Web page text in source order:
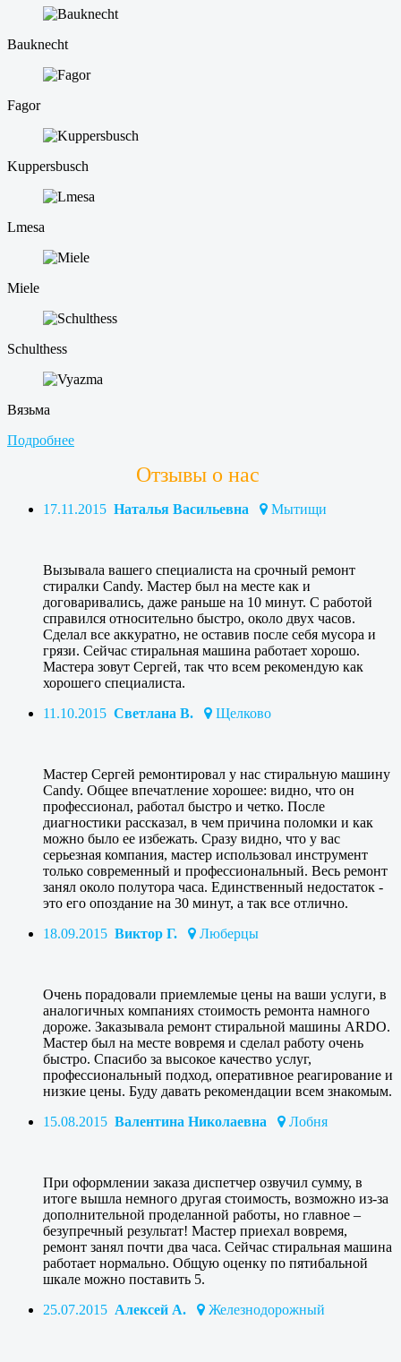
Bauknecht
Fagor
Kuppersbusch
Lmesa
Miele
Schulthess
Вязьма
Подробнее
Отзывы о нас
17.11.2015 Наталья Васильевна Мытищи
Вызывала вашего специалиста на срочный ремонт
стиралки Candy. Мастер был на месте как и
договаривались, даже раньше на 10 минут. С работой
справился относительно быстро, около двух часов.
Сделал все аккуратно, не оставив после себя мусора и
грязи. Сейчас стиральная машина работает хорошо.
Мастера зовут Сергей, так что всем рекомендую как
хорошего специалиста.
11.10.2015 Светлана В. Щелково
Мастер Сергей ремонтировал у нас стиральную машину
Candy. Общее впечатление хорошее: видно, что он
профессионал, работал быстро и четко. После
диагностики рассказал, в чем причина поломки и как
можно было ее избежать. Сразу видно, что у вас
серьезная компания, мастер использовал инструмент
только современный и профессиональный. Весь ремонт
занял около полутора часа. Единственный недостаток -
это его опоздание на 30 минут, а так все отлично.
18.09.2015 Виктор Г. Люберцы
Очень порадовали приемлемые цены на ваши услуги, в
аналогичных компаниях стоимость ремонта намного
дороже. Заказывала ремонт стиральной машины ARDO.
Мастер был на месте вовремя и сделал работу очень
быстро. Спасибо за высокое качество услуг,
профессиональный подход, оперативное реагирование и
низкие цены. Буду давать рекомендации всем знакомым.
15.08.2015 Валентина Николаевна Лобня
При оформлении заказа диспетчер озвучил сумму, в
итоге вышла немного другая стоимость, возможно из-за
дополнительной проделанной работы, но главное –
безупречный результат! Мастер приехал вовремя,
ремонт занял почти два часа. Сейчас стиральная машина
работает нормально. Общую оценку по пятибальной
шкале можно поставить 5.
25.07.2015 Алексей А. Железнодорожный